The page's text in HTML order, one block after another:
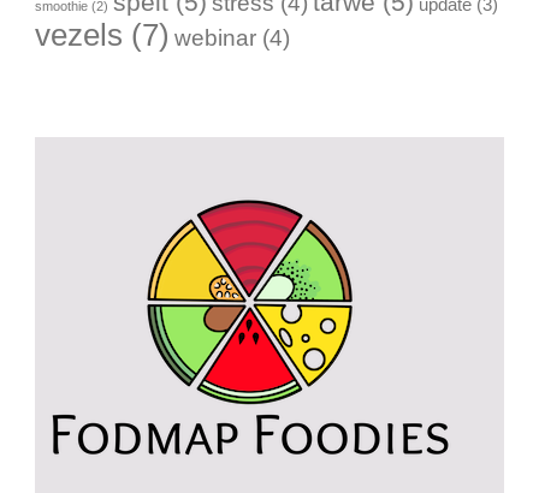
smoothie (2) update (3)
vezels (7) webinar (4)